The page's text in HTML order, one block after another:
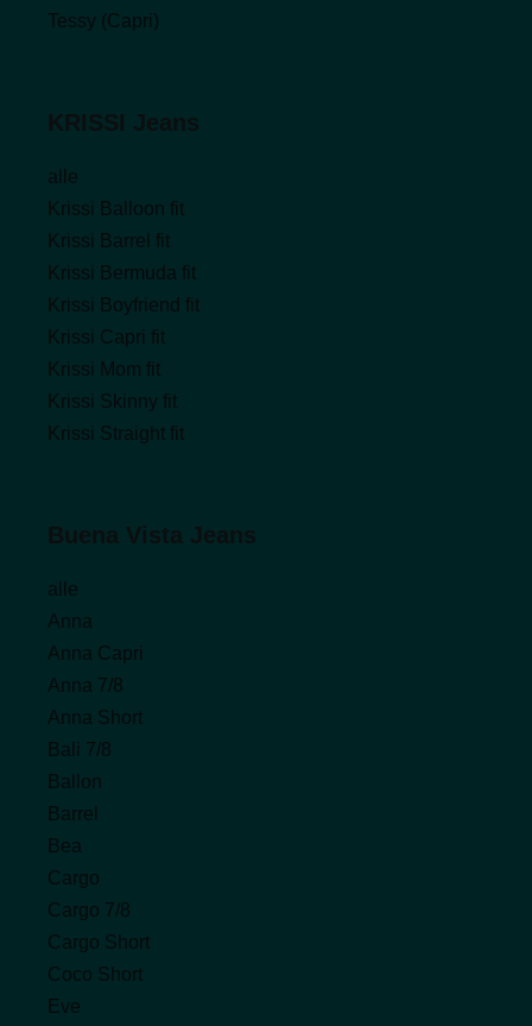
Tessy (Capri)
alle
Krissi Balloon fit
Krissi Barrel fit
Krissi Bermuda fit
Krissi Boyfriend fit
Krissi Capri fit
Krissi Mom fit
Krissi Skinny fit
Krissi Straight fit
alle
Anna
Anna Capri
Anna 7/8
Anna Short
Bali 7/8
Ballon
Barrel
Bea
Cargo
Cargo 7/8
Cargo Short
Coco Short
Eve